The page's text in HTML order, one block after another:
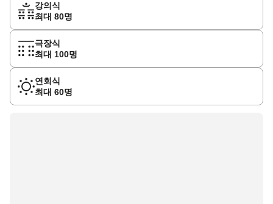
강의식
최대 80명
극장식
최대 100명
연회식
최대 60명